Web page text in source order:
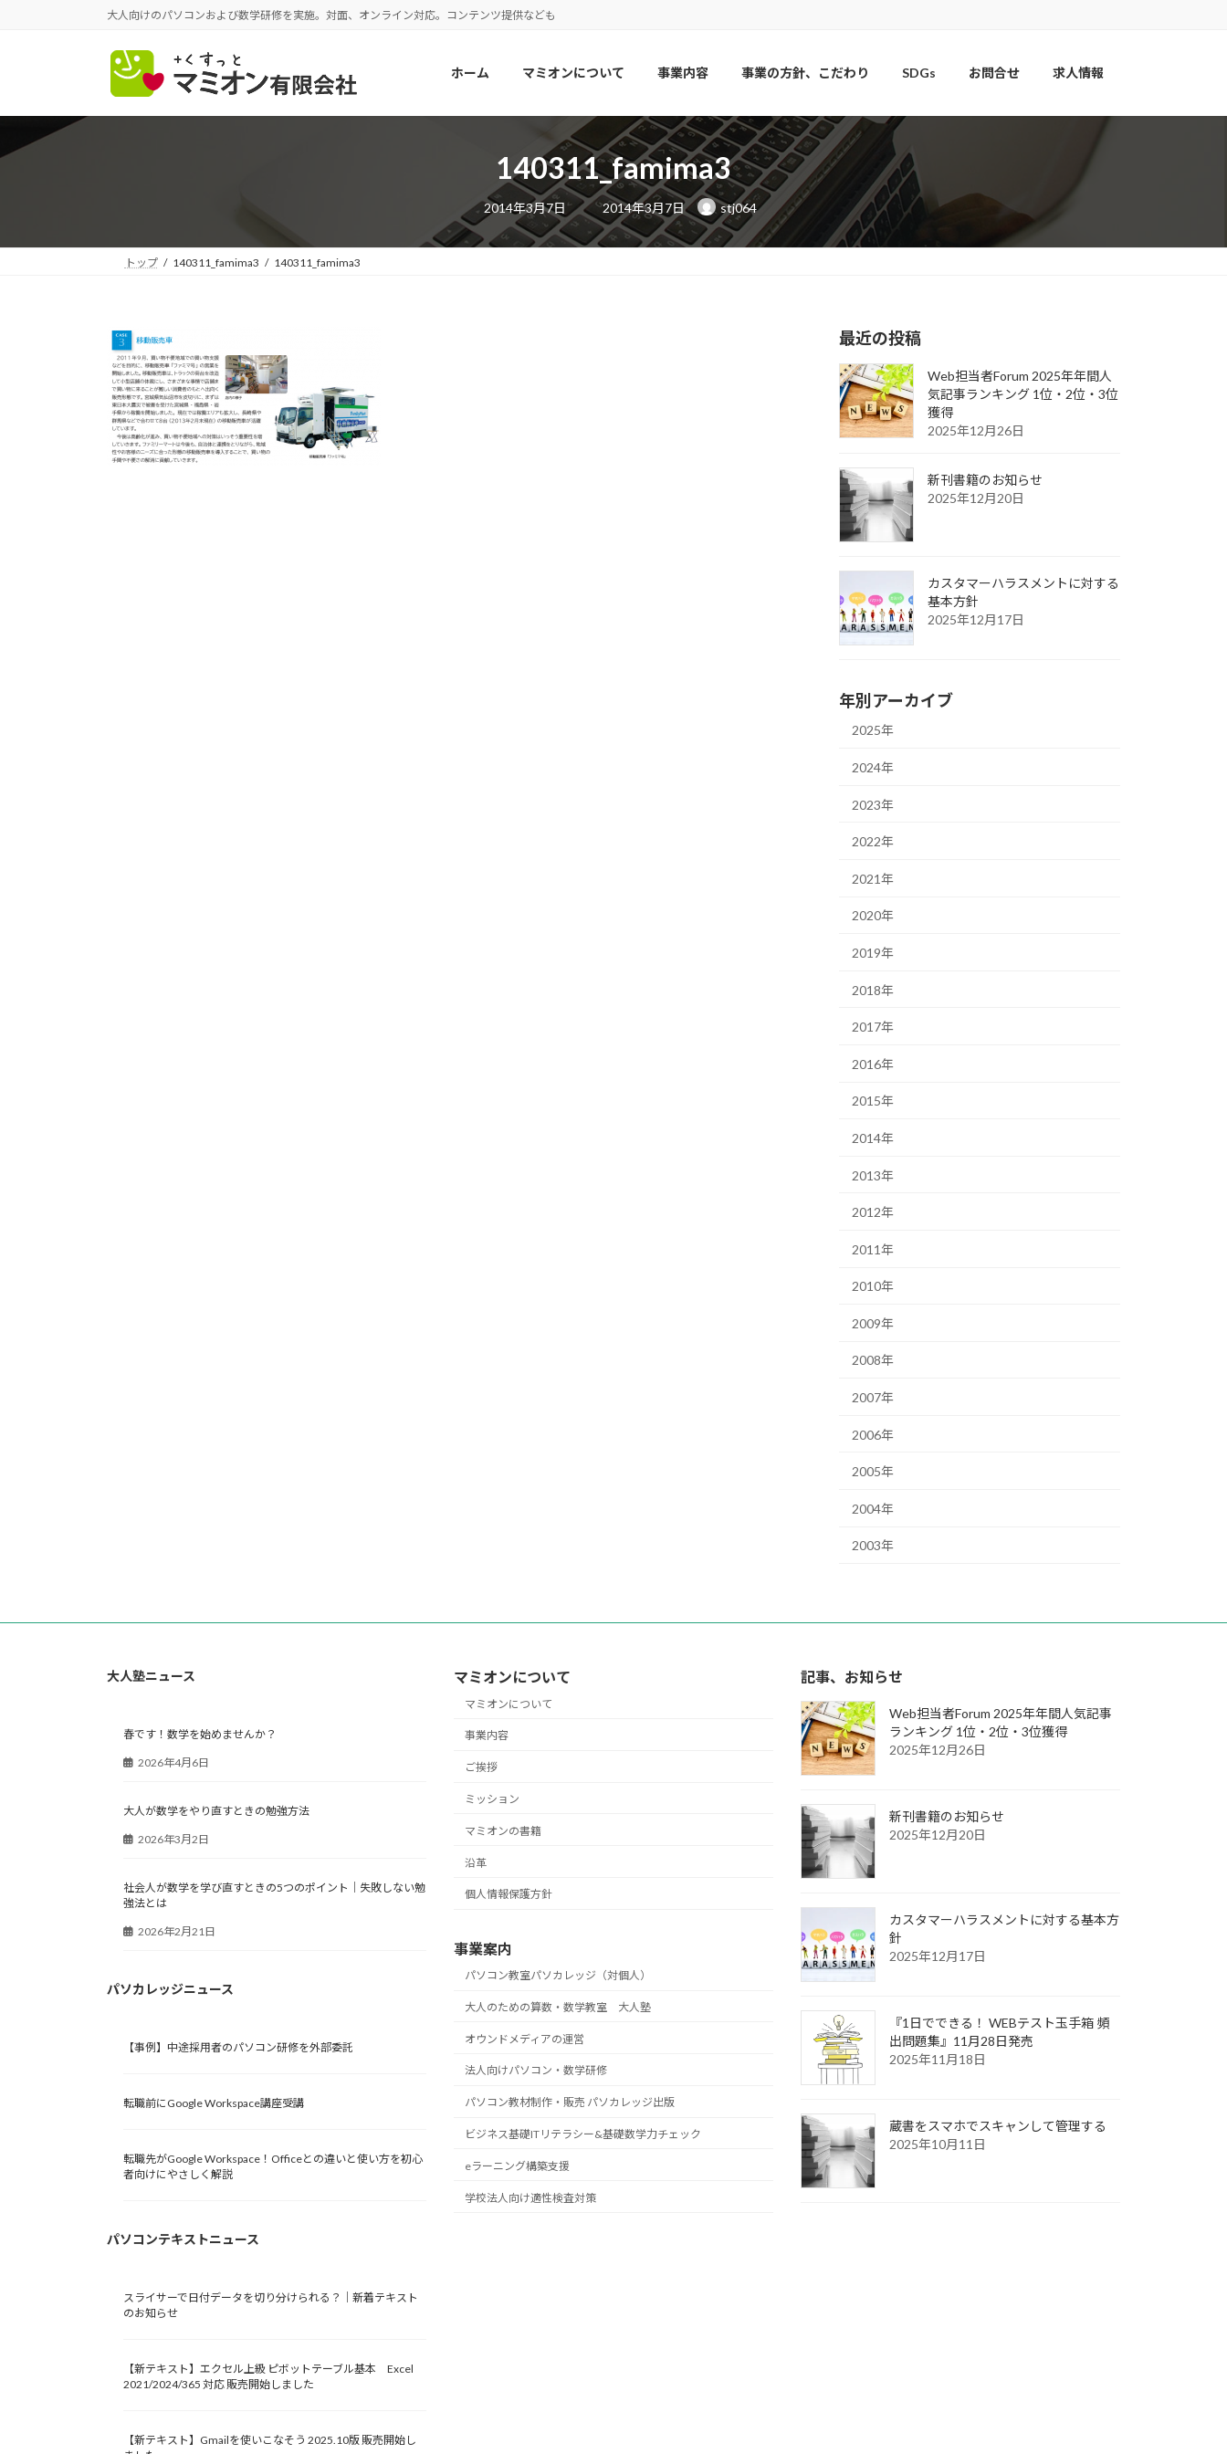
へ
キ
ョ
に
大人向けのパソコンおよび数学研修を実施。対面、オンライン対応。コンテンツ提供なども
ホーム マミオンについて 事業内容 事業の方針、こだわり SDGs お問合せ 求人情報
140311_famima3
2014年3月7日
最
終
更
新
日
2014年3月7日 stj064
トップ 140311_famima3 140311_famima3
最近の投稿
Web担当者Forum 2025年年間人
気記事ランキング 1位・2位・3位
獲得
2025年12月26日
新刊書籍のお知らせ
2025年12月20日
カスタマーハラスメントに対する
基本方針
2025年12月17日
年別アーカイブ
2025年
2024年
2023年
2022年
2021年
2020年
2019年
2018年
2017年
2016年
2015年
2014年
2013年
2012年
2011年
2010年
2009年
2008年
2007年
2006年
2005年
2004年
2003年
大人塾ニュース
春です！数学を始めませんか？
2026年4月6日
大人が数学をやり直すときの勉強方法
2026年3月2日
社会人が数学を学び直すときの5つのポイント｜失敗しない勉
強法とは
2026年2月21日
パソカレッジニュース
【事例】中途採用者のパソコン研修を外部委託
転職前にGoogle Workspace講座受講
転職先がGoogle Workspace！Officeとの違いと使い方を初心
者向けにやさしく解説
パソコンテキストニュース
スライサーで日付データを切り分けられる？｜新着テキスト
のお知らせ
【新テキスト】エクセル上級 ピボットテーブル基本 Excel
2021/2024/365 対応 販売開始しました
【新テキスト】Gmailを使いこなそう 2025.10版 販売開始し
マミオンについて
マミオンについて
事業内容
ご挨拶
ミッション
マミオンの書籍
沿革
個人情報保護方針
事業案内
パソコン教室パソカレッジ（対個人）
大人のための算数・数学教室 大人塾
オウンドメディアの運営
法人向けパソコン・数学研修
パソコン教材制作・販売 パソカレッジ出版
ビジネス基礎ITリテラシー&基礎数学力チェック
eラーニング構築支援
学校法人向け適性検査対策
記事、お知らせ
Web担当者Forum 2025年年間人気記事
ランキング 1位・2位・3位獲得
2025年12月26日
新刊書籍のお知らせ
2025年12月20日
カスタマーハラスメントに対する基本方
針
2025年12月17日
『1日でできる！ WEBテスト玉手箱 頻
出問題集』11月28日発売
2025年11月18日
蔵書をスマホでスキャンして管理する
2025年10月11日